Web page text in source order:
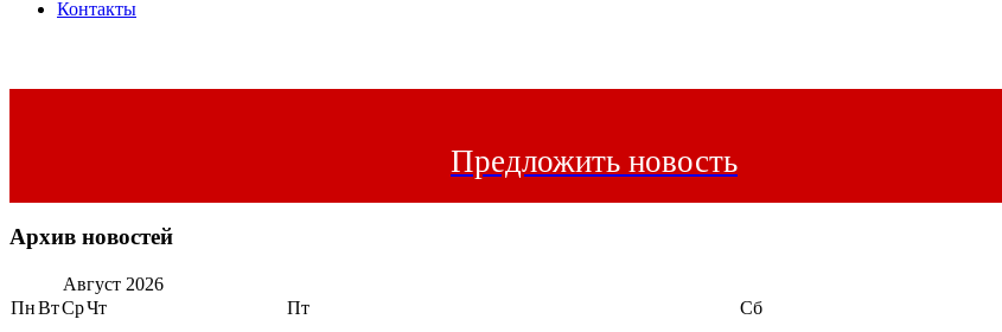
Контакты
Предложить новость
Архив новостей
Август 2026
ПнВтСрЧт Пт Сб